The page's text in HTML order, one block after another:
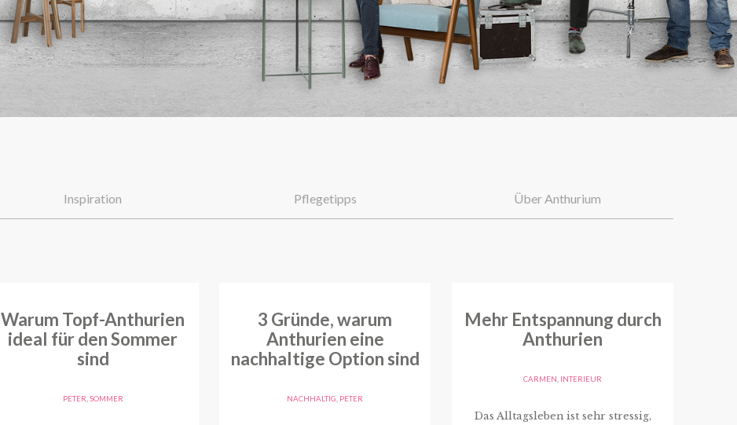
Inspiration Pflegetipps Über Anthurium
Warum Topf-Anthurien
ideal für den Sommer
sind
PETER SOMMER
3 Gründe, warum
Anthurien eine
nachhaltige Option sind
NACHHALTIG PETER
Mehr Entspannung durch
Anthurien
CARMEN INTERIEUR
Das Alltagsleben ist sehr stressig,